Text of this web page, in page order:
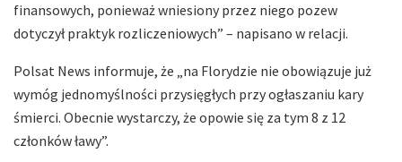
finansowych, ponieważ wniesiony przez niego pozew
dotyczył praktyk rozliczeniowych” – napisano w relacji.
Polsat News informuje, że „na Florydzie nie obowiązuje już
wymóg jednomyślności przysięgłych przy ogłaszaniu kary
śmierci. Obecnie wystarczy, że opowie się za tym 8 z 12
członków ławy”.